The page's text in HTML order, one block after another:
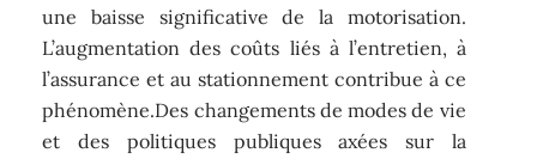
une baisse significative de la motorisation.
L’augmentation des coûts liés à l’entretien, à
l’assurance et au stationnement contribue à ce
phénomène.Des changements de modes de vie
et des politiques publiques axées sur la